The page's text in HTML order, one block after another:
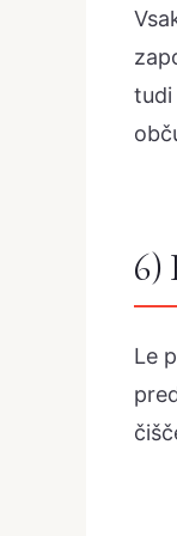
tudi
6)
Le